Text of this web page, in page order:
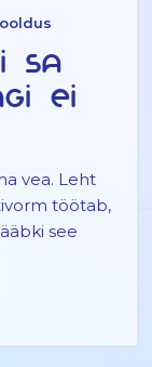
sa
ei
vea. Leht
töötab,
see